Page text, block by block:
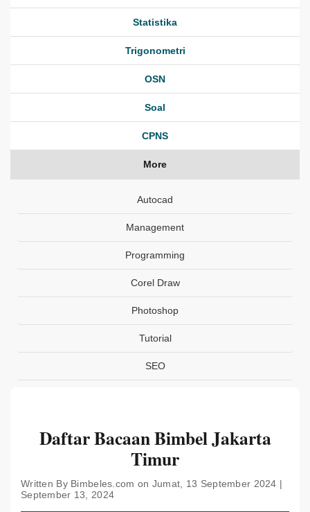
Statistika
Trigonometri
OSN
Soal
CPNS
More
Autocad
Management
Programming
Corel Draw
Photoshop
Tutorial
SEO
Daftar Bacaan Bimbel Jakarta
Timur
Written By Bimbeles.com on Jumat, 13 September 2024 |
September 13, 2024